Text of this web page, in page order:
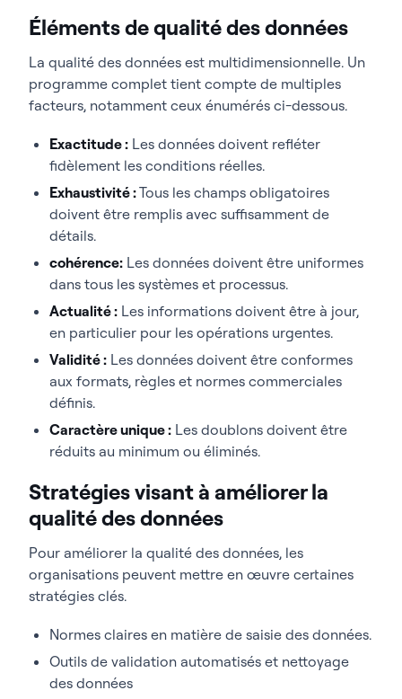
Éléments de qualité des données
La qualité des données est multidimensionnelle. Un
programme complet tient compte de multiples
facteurs, notamment ceux énumérés ci-dessous.
Exactitude : Les données doivent refléter
fidèlement les conditions réelles.
Exhaustivité :Tous les champs obligatoires
doivent être remplis avec suffisamment de
détails.
cohérence: Les données doivent être uniformes
dans tous les systèmes et processus.
Actualité : Les informations doivent être à jour,
en particulier pour les opérations urgentes.
Validité : Les données doivent être conformes
aux formats, règles et normes commerciales
définis.
Caractère unique : Les doublons doivent être
réduits au minimum ou éliminés.
Stratégies visant à améliorer la
qualité des données
Pour améliorer la qualité des données, les
organisations peuvent mettre en œuvre certaines
stratégies clés.
Normes claires en matière de saisie des données.
Outils de validation automatisés et nettoyage
des données